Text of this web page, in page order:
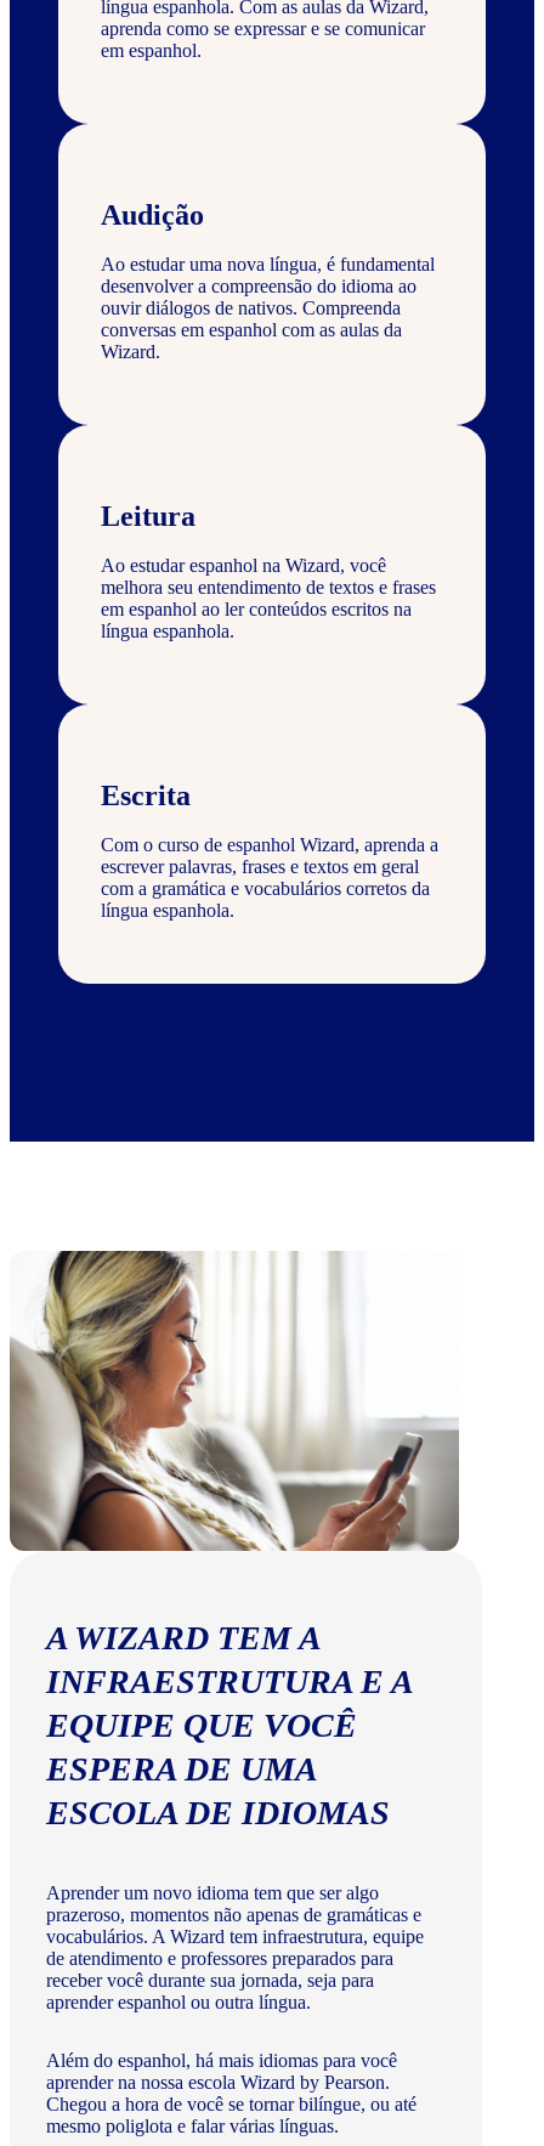
língua espanhola. Com as aulas da Wizard,
aprenda como se expressar e se comunicar
em espanhol.
Audição
Ao estudar uma nova língua, é fundamental
desenvolver a compreensão do idioma ao
ouvir diálogos de nativos. Compreenda
conversas em espanhol com as aulas da
Wizard.
Leitura
Ao estudar espanhol na Wizard, você
melhora seu entendimento de textos e frases
em espanhol ao ler conteúdos escritos na
língua espanhola.
Escrita
Com o curso de espanhol Wizard, aprenda a
escrever palavras, frases e textos em geral
com a gramática e vocabulários corretos da
língua espanhola.
A WIZARD TEM A
INFRAESTRUTURA E A
EQUIPE QUE VOCÊ
ESPERA DE UMA
ESCOLA DE IDIOMAS
Aprender um novo idioma tem que ser algo
prazeroso, momentos não apenas de gramáticas e
vocabulários. A Wizard tem infraestrutura, equipe
de atendimento e professores preparados para
receber você durante sua jornada, seja para
aprender espanhol ou outra língua.
Além do espanhol, há mais idiomas para você
aprender na nossa escola Wizard by Pearson.
Chegou a hora de você se tornar bilíngue, ou até
mesmo poliglota e falar várias línguas.